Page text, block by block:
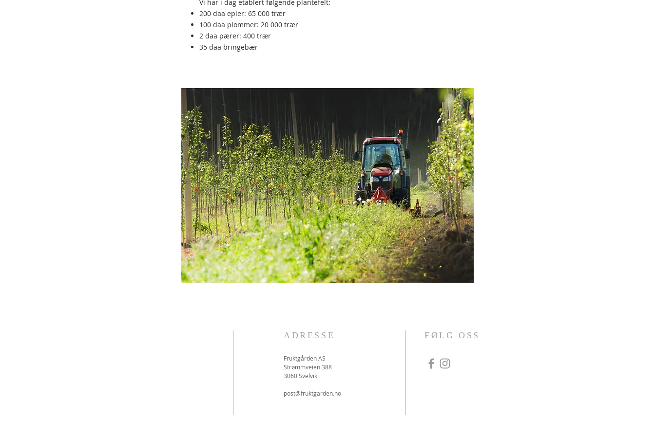
Vi har i dag etablert følgende plantefelt:
200 daa epler: 65 000 trær
100 daa plommer: 20 000 trær
2 daa pærer: 400 trær
35 daa bringebær
ADRESSE
Fruktgården AS
Strømmveien 388
3060 Svelvik
post@fruktgarden.no
FØLG OSS